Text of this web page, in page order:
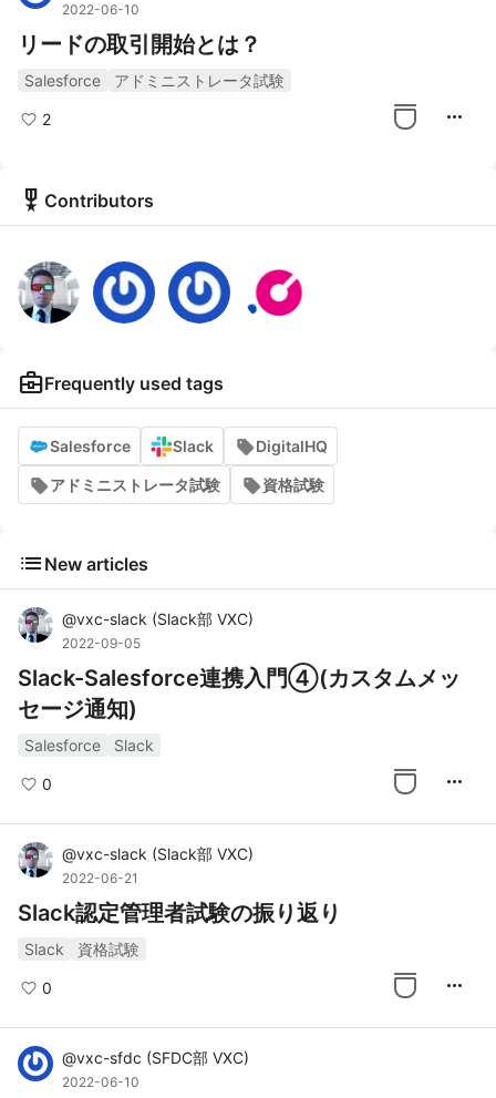
2022-06-10
リードの取引開始とは？
Salesforce アドミニストレータ試験
2 more_horiz
military_tech Contributors
business_centerFrequently used tags
Salesforce Slack DigitalHQ
アドミニストレータ試験 資格試験
list New articles
@vxc-slack (Slack部 VXC)
2022-09-05
Slack-Salesforce連携入門④(カスタムメッ
セージ通知)
Salesforce Slack
0 more_horiz
@vxc-slack (Slack部 VXC)
2022-06-21
Slack認定管理者試験の振り返り
Slack 資格試験
0 more_horiz
@vxc-sfdc (SFDC部 VXC)
2022-06-10